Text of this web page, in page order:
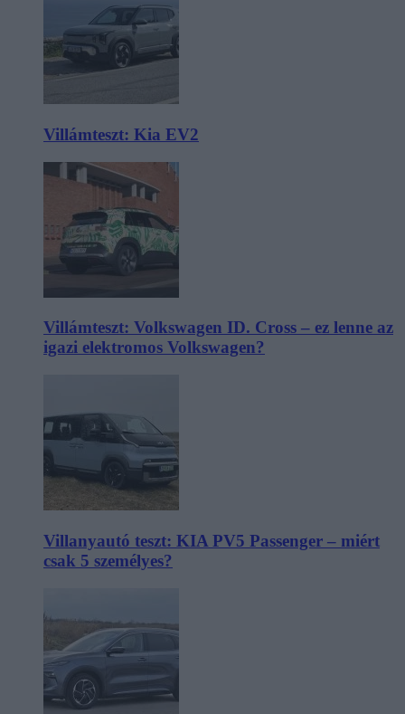
Villámteszt: Kia EV2
Villámteszt: Volkswagen ID. Cross – ez lenne az
igazi elektromos Volkswagen?
Villanyautó teszt: KIA PV5 Passenger – miért
csak 5 személyes?